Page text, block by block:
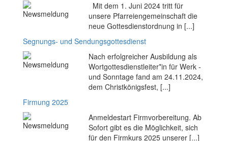
Mit dem 1. Juni 2024 tritt für
unsere Pfarreiengemeinschaft die
neue Gottesdienstordnung in [...]
Segnungs- und Sendungsgottesdienst
Nach erfolgreicher Ausbildung als
Wortgottesdienstleiter*in für Werk -
und Sonntage fand am 24.11.2024,
dem Christkönigsfest, [...]
Firmung 2025
Anmeldestart Firmvorbereitung. Ab
Sofort gibt es die Möglichkeit, sich
für den Firmkurs 2025 unserer [...]